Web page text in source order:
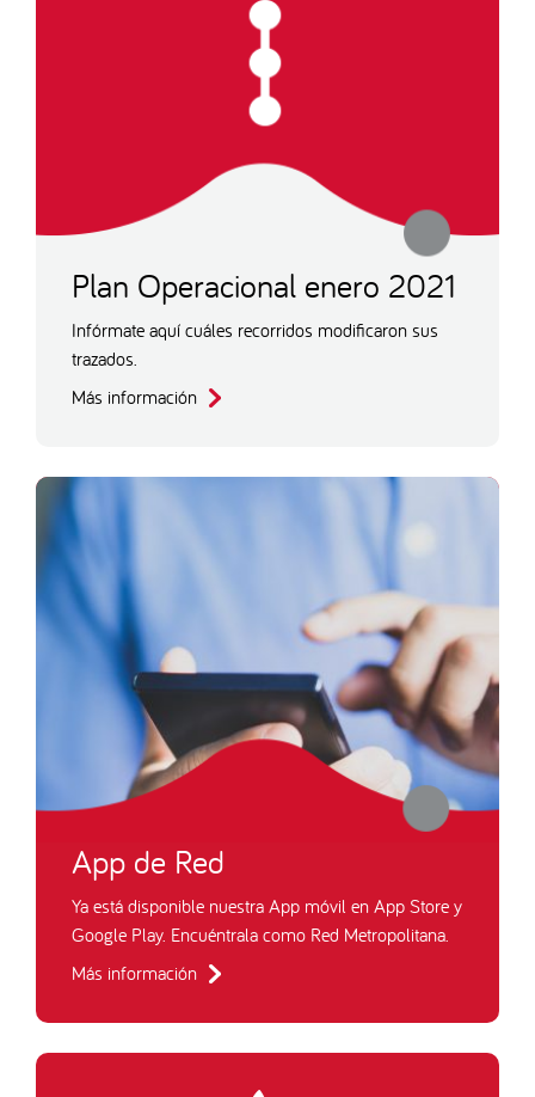
Plan Operacional enero 2021
Infórmate aquí cuáles recorridos modificaron sus
trazados.
Más información
App de Red
Ya está disponible nuestra App móvil en App Store y
Google Play. Encuéntrala como Red Metropolitana.
Más información